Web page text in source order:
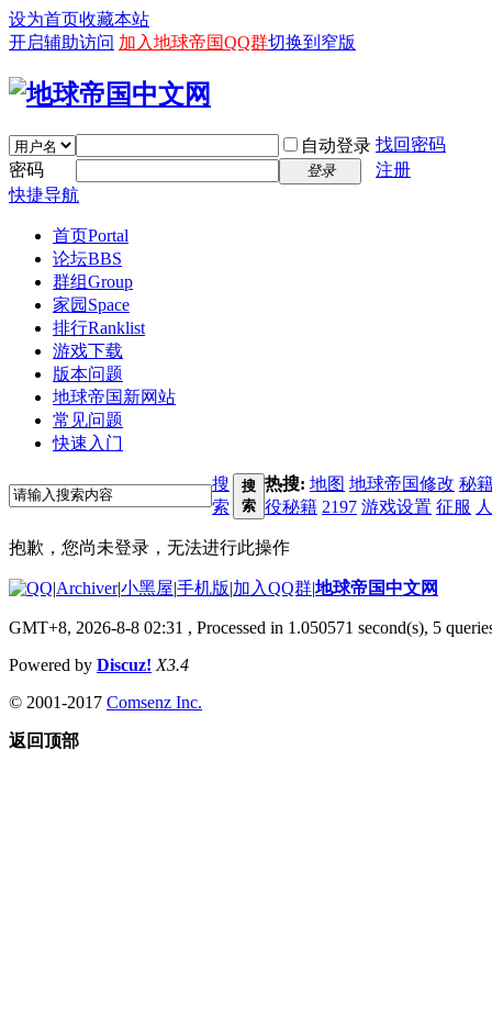
设为首页收藏本站
开启辅助访问 加入地球帝国QQ群切换到窄版
自动登录 找回密码
密码
登录
注册
快捷导航
首页Portal
论坛BBS
群组Group
家园 Space
排行Ranklist
游戏下载
版本问题
地球帝国新网站
常见问题
快速入门
搜
索
搜
索
热搜: 地图 地球帝国修改 秘
役秘籍 2197 游戏设置 征服
抱歉，您尚未登录，无法进行此操作
|Archiver|小黑屋|手机版|加入QQ群|地球帝国中文网
GMT+8, 2026-8-8 02:31 , Processed in 1.050571 second(s), 5
Powered by Discuz! X3.4
© 2001-2017 Comsenz Inc.
返回顶部